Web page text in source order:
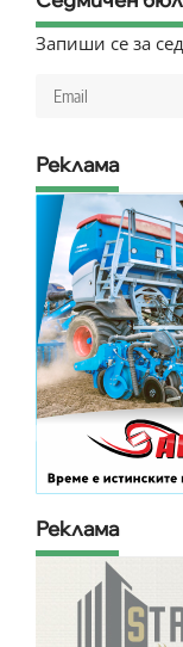
Запиши се за
Реклама
Реклама